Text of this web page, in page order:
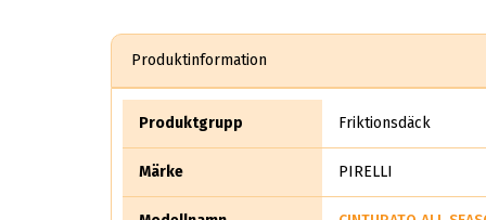
Produktinformation
Produktgrupp Friktionsdäck
Märke PIRELLI